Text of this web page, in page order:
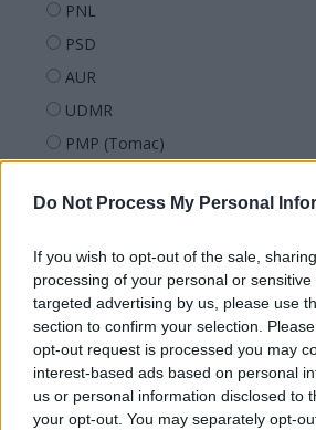
Do Not Process My Personal
If you wish to opt-out of the sale,
processing of your personal or
targeted advertising by us, please use
section to confirm your selection.
opt-out request is processed you may
interest-based ads based on personal
us or personal information disclosed to
your opt-out. You may separately opt-
PNL
PSD
AUR
UDMR
PMP (Tomac)
PNȚMM
SENS
SOS (Șoșoacă)
POT (Gavrilă)
PACE (Peia)
Acțiunea Conservatoare (Târziu)